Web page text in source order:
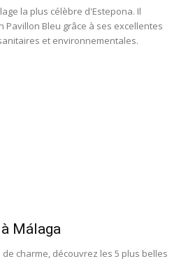
la plus célèbre d'Estepona. Il
Pavillon Bleu grâce à ses excellentes
et environnementales.
Málaga
charme, découvrez les 5 plus belles